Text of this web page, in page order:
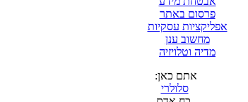
פרסום באתר
אפליקציות עסקיות
מחשוב ענן
מדיה וטלויזיה
אתם כאן:
סלולרי